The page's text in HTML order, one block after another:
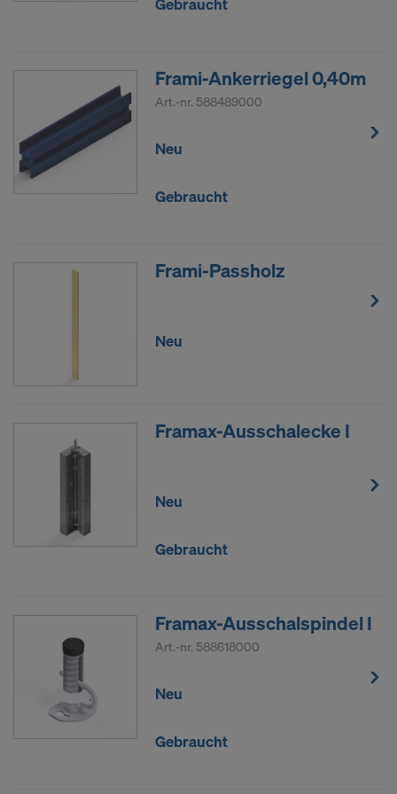
Gebraucht
Frami-Ankerriegel 0,40m
Art.-nr. 588489000
Neu
Gebraucht
Frami-Passholz
Neu
Framax-Ausschalecke I
Neu
Gebraucht
Framax-Ausschalspindel I
Art.-nr. 588618000
Neu
Gebraucht